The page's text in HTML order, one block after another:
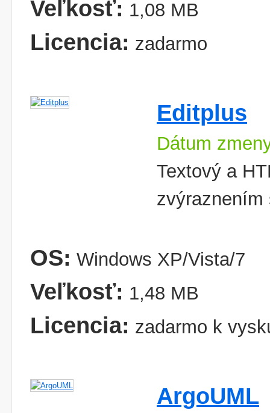
Veľkosť: 1,08 MB
Licencia: zadarmo
Editplus
Dátum
Textový a
zvýraznením
OS: Windows XP/Vista/7
Veľkosť: 1,48 MB
Licencia: zadarmo k
ArgoUML